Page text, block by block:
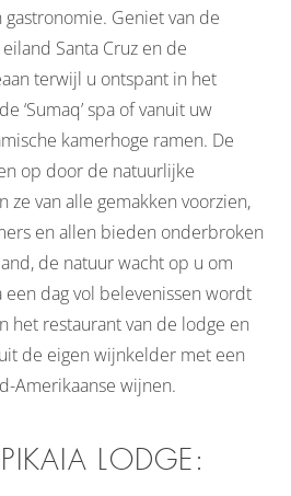
Geniet van de
Santa Cruz en de
terwijl u ontspant in het
‘Sumaq’ spa of vanuit uw
kamerhoge ramen. De
op door de natuurlijke
ze van alle gemakken voorzien,
en allen bieden onderbroken
de natuur wacht op u om
dag vol belevenissen wordt
het restaurant van de lodge en
de eigen wijnkelder met een
Amerikaanse wijnen.
LODGE: